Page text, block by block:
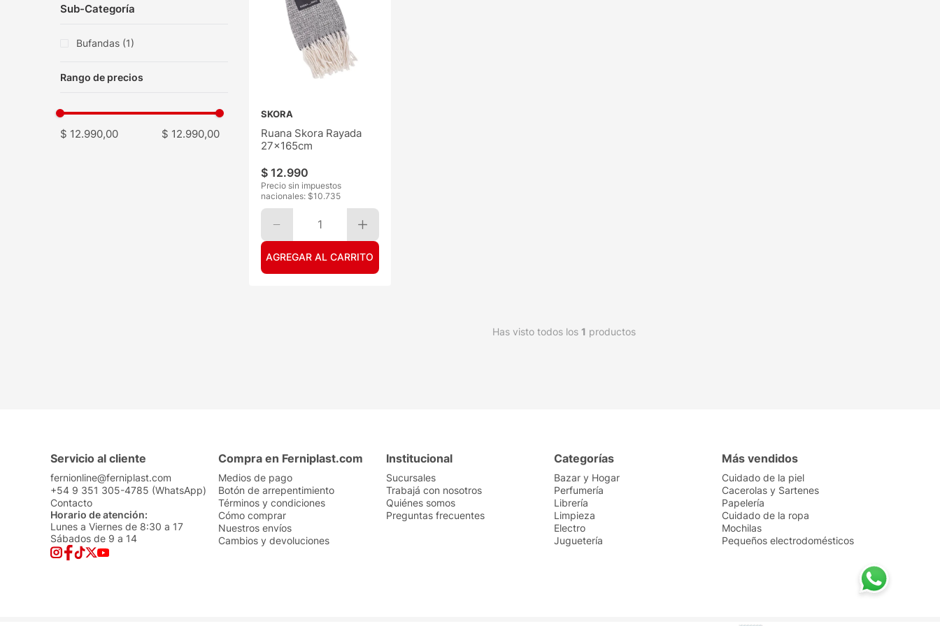
Sub-Categoría
Bufandas (1)
$ 12.990,00 $ 12.990,00
SKORA
Ruana Skora Rayada
27x165cm
$ 12.990
Precio sin impuestos
nacionales: $10.735
1
AGREGAR AL CARRITO
Has visto todos los1 productos
Servicio al cliente
fernionline@ferniplast.com
+54 9 351 305-4785 (WhatsApp)
Contacto
Horario de atención:
Lunes a Viernes de 8:30 a 17
Sábados de 9 a 14
Compra en Ferniplast.com
Medios de pago
Botón de arrepentimiento
Términos y condiciones
Cómo comprar
Nuestros envíos
Cambios y devoluciones
Institucional
Sucursales
Trabajá con nosotros
Quiénes somos
Preguntas frecuentes
Categorías
Bazar y Hogar
Perfumería
Librería
Limpieza
Electro
Juguetería
Más vendidos
Cuidado de la piel
Cacerolas y Sartenes
Papelería
Cuidado de la ropa
Mochilas
Pequeños electrodomésticos